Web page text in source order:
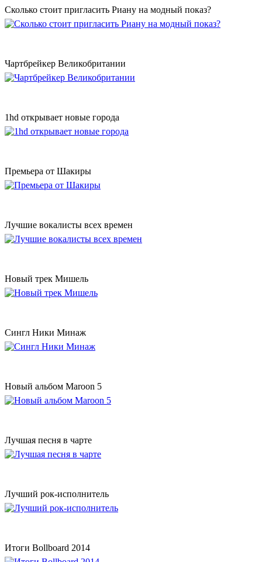
Сколько стоит пригласить Риану на модный показ?
Чартбрейкер Великобритании
1hd открывает новые города
Премьера от Шакиры
Лучшие вокалисты всех времен
Новый трек Мишель
Сингл Ники Минаж
Новый альбом Maroon 5
Лучшая песня в чарте
Лучший рок-исполнитель
Итоги Bollboard 2014